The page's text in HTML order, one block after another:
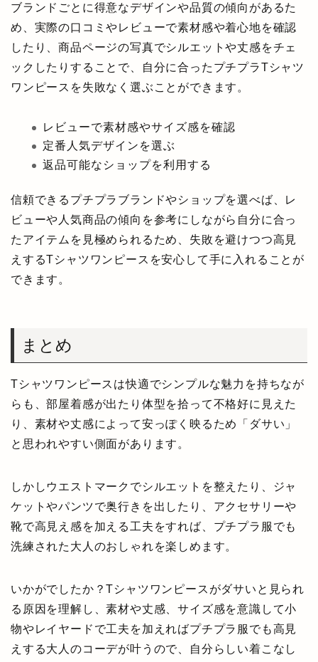
ブランドごとに得意なデザインや品質の傾向があるた
め、実際の口コミやレビューで素材感や着心地を確認
したり、商品ページの写真でシルエットや丈感をチェ
ックしたりすることで、自分に合ったプチプラTシャツ
ワンピースを失敗なく選ぶことができます。
レビューで素材感やサイズ感を確認
定番人気デザインを選ぶ
返品可能なショップを利用する
信頼できるプチプラブランドやショップを選べば、レ
ビューや人気商品の傾向を参考にしながら自分に合っ
たアイテムを見極められるため、失敗を避けつつ高見
えするTシャツワンピースを安心して手に入れることが
できます。
まとめ
Tシャツワンピースは快適でシンプルな魅力を持ちなが
らも、部屋着感が出たり体型を拾って不格好に見えた
り、素材や丈感によって安っぽく映るため「ダサい」
と思われやすい側面があります。
しかしウエストマークでシルエットを整えたり、ジャ
ケットやパンツで奥行きを出したり、アクセサリーや
靴で高見え感を加える工夫をすれば、プチプラ服でも
洗練された大人のおしゃれを楽しめます。
いかがでしたか？Tシャツワンピースがダサいと見られ
る原因を理解し、素材や丈感、サイズ感を意識して小
物やレイヤードで工夫を加えればプチプラ服でも高見
えする大人のコーデが叶うので、自分らしい着こなし